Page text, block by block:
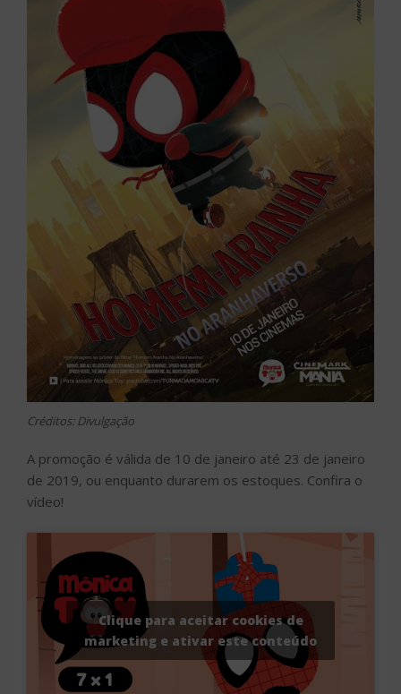
Créditos: Divulgação
A promoção é válida de 10 de janeiro até 23 de janeiro
de 2019, ou enquanto durarem os estoques. Confira o
vídeo!
Clique para aceitar cookies de
marketing e ativar este conteúdo